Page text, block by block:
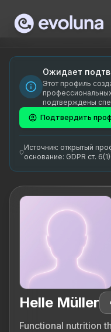
Helle Müller is a
Helle Müller on
funktsionaalne
Ожидает
Этот профиль
подтверждены
Подтвердить
Источник: открытый
основание: GDPR ст.
Helle Müller
Functional nutrition